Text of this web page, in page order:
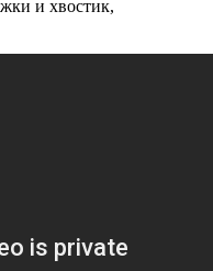
и хвостик,